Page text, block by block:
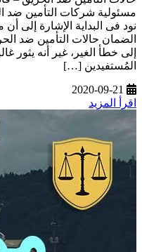
مسئولية شركات التأمين ضد
نود فى البداية الإشارة إلى
الضمان حالات التأمين ضد
إلى خطأ الغير، غير أنه يثور
المُستفيدين […]
2020-09-21
اقرأ المزيد